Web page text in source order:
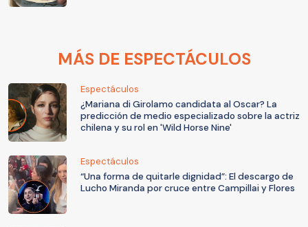
MÁS DE ESPECTÁCULOS
Espectáculos
¿Mariana di Girolamo candidata al Oscar? La
predicción de medio especializado sobre la actriz
chilena y su rol en 'Wild Horse Nine'
Espectáculos
“Una forma de quitarle dignidad”: El descargo de
Lucho Miranda por cruce entre Campillai y Flores